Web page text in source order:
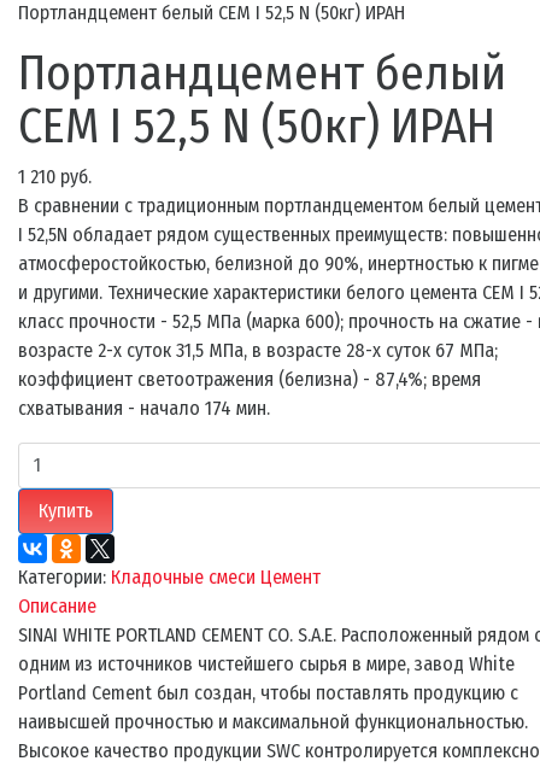
Портландцемент белый CEM I 52,5 N (50кг) ИРАН
Портландцемент белый
CEM I 52,5 N (50кг) ИРАН
1 210 руб.
В сравнении с традиционным портландцементом белый
I 52,5N обладает рядом существенных преимуществ:
атмосферостойкостью, белизной до 90%, инертностью к
и другими. Технические характеристики белого цемента CEM I
класс прочности - 52,5 МПа (марка 600); прочность на сжатие -
возрасте 2-х суток 31,5 МПа, в возрасте 28-х суток 67 МПа;
коэффициент светоотражения (белизна) - 87,4%; время
схватывания - начало 174 мин.
Купить
Категории: Кладочные смеси Цемент
Описание
SINAI WHITE PORTLAND CEMENT CO. S.A.E. Расположенный рядом
одним из источников чистейшего сырья в мире, завод White
Portland Cement был создан, чтобы поставлять продукцию с
наивысшей прочностью и максимальной функциональностью.
Высокое качество продукции SWC контролируется